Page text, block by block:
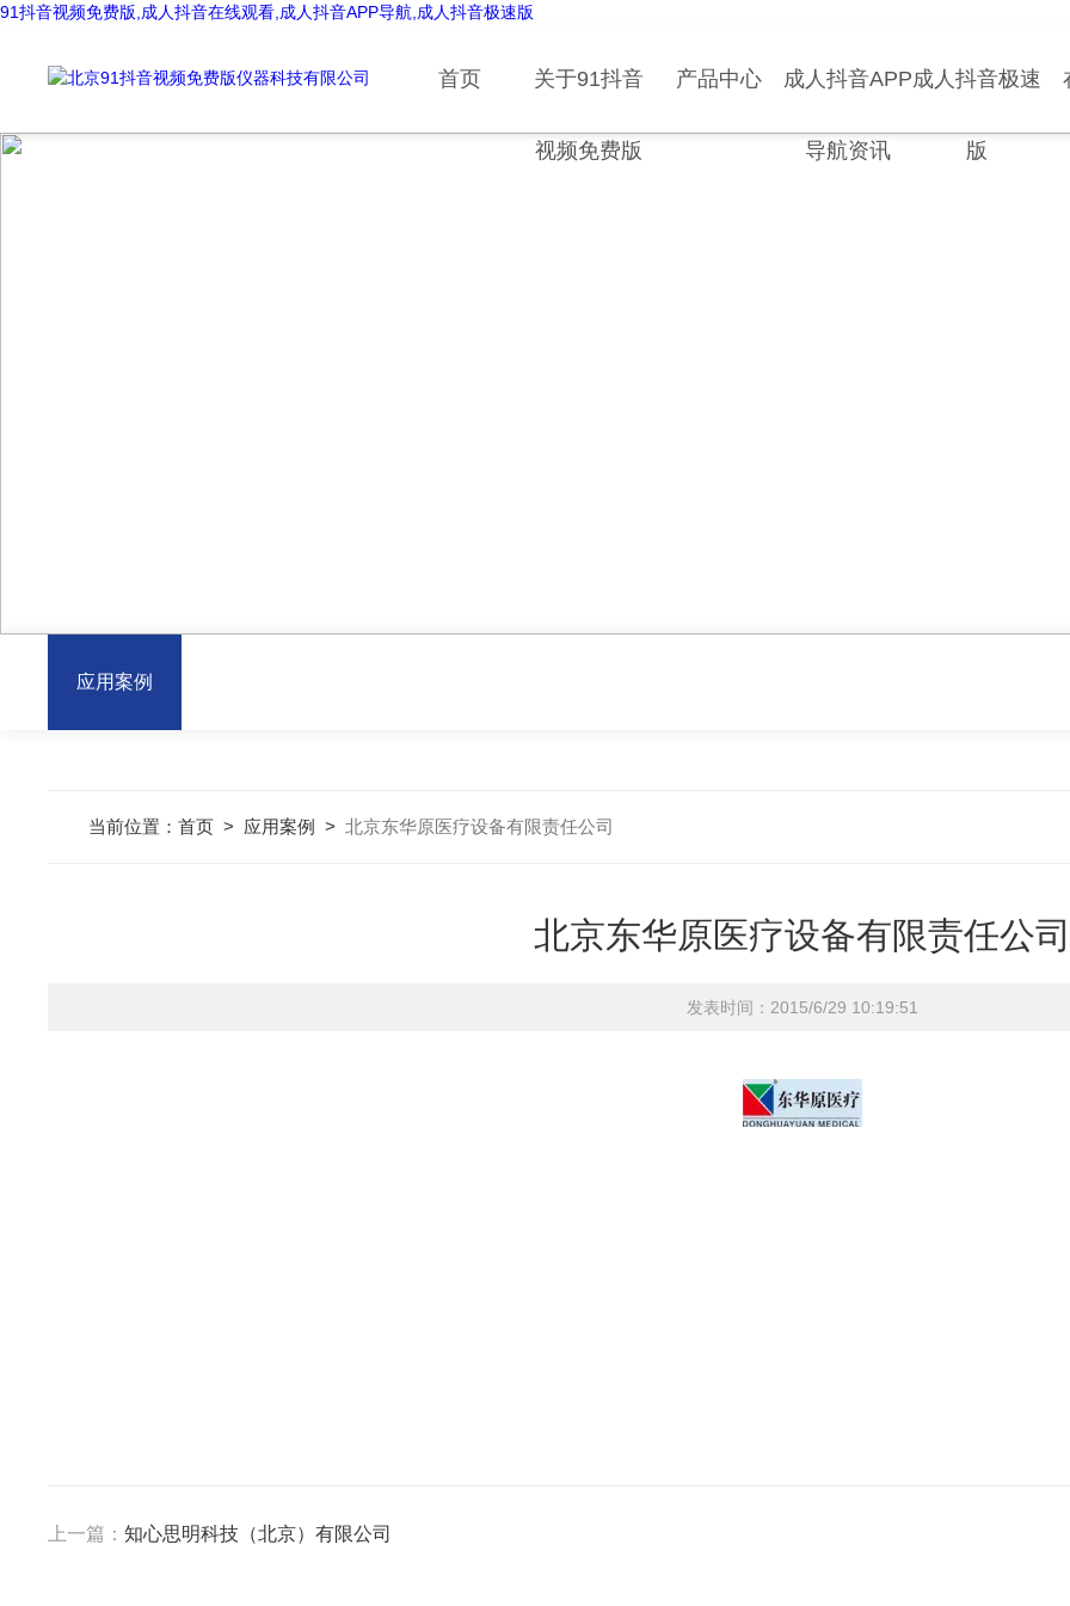
91抖音视频免费版,成人抖音在线观看,成人抖音APP导航,成人抖音极速版
首页 关于91抖音
视频免费版
产品中心 成人抖音APP
导航资讯
成人抖音极速
版
应用案例
当前位置：首页 > 应用案例 >北京东华原医疗设备有限责任公司
北京东华原医疗设备有限责任公司
发表时间：2015/6/29 10:19:51
上一篇：知心思明科技（北京）有限公司